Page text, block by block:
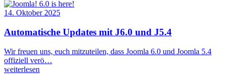
14. Oktober 2025
Automatische Updates mit J6.0 und J5.4
Wir freuen uns, euch mitzuteilen, dass Joomla 6.0 und Joomla 5.4
offiziell verö…
weiterlesen